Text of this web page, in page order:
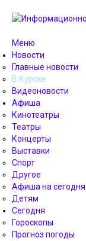
Меню
Новости
Главные новости
В Курске
Видеоновости
Афиша
Кинотеатры
Театры
Концерты
Выставки
Спорт
Другое
Афиша на сегодня
Детям
Сегодня
Гороскопы
Прогноз погоды